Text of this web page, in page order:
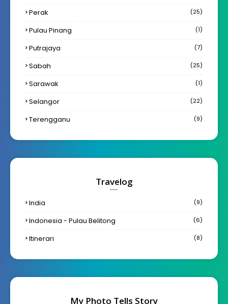
Perak (25)
Pulau Pinang (1)
Putrajaya (7)
Sabah (25)
Sarawak (1)
Selangor (22)
Terengganu (9)
Travelog
India (9)
Indonesia - Pulau Belitong (6)
Itinerari (8)
My Photo Tells Story